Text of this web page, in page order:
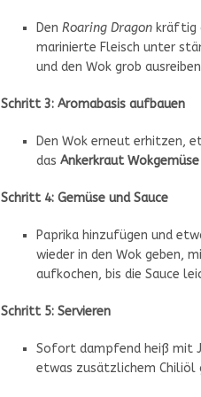
Den Roaring Dragon kräftig
marinierte Fleisch unter
und den Wok grob
Schritt 3: Aromabasis aufbauen
Den Wok erneut erhitzen,
das Ankerkraut
Schritt 4: Gemüse und Sauce
Paprika hinzufügen und
wieder in den Wok geben,
aufkochen, bis die Sauce
Schritt 5: Servieren
Sofort dampfend heiß mit
etwas zusätzlichem Chiliöl